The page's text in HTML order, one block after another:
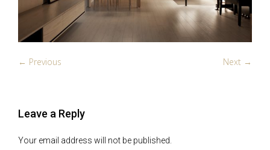
← Previous Next →
Leave a Reply
Your email address will not be published.